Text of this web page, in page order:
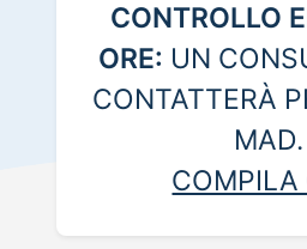
CONTROLLO
ORE: UN
CONTATTERÀ
MAD.
COMPILA